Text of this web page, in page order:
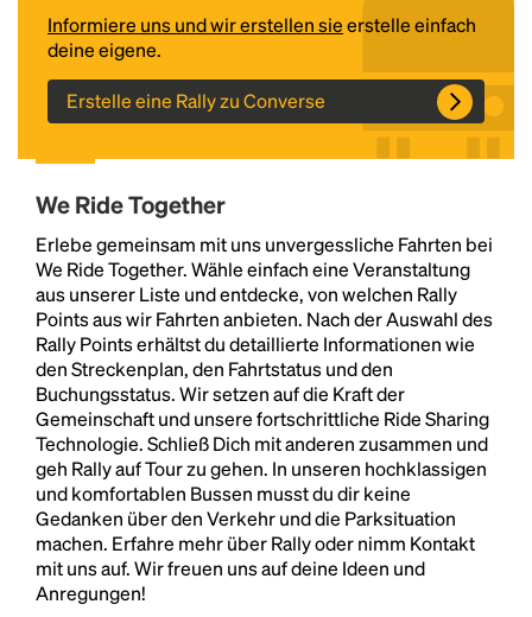
Informiere uns und wir erstellen sieerstelle einfach
deine eigene.
Erstelle eine Rally zu Converse
We Ride Together
Erlebe gemeinsam mit uns unvergessliche Fahrten bei
We Ride Together. Wähle einfach eine Veranstaltung
aus unserer Liste und entdecke, von welchen Rally
Points aus wir Fahrten anbieten. Nach der Auswahl des
Rally Points erhältst du detaillierte Informationen wie
den Streckenplan, den Fahrtstatus und den
Buchungsstatus. Wir setzen auf die Kraft der
Gemeinschaft und unsere fortschrittliche Ride Sharing
Technologie. Schließ Dich mit anderen zusammen und
geh Rally auf Tour zu gehen. In unseren hochklassigen
und komfortablen Bussen musst du dir keine
Gedanken über den Verkehr und die Parksituation
machen. Erfahre mehr über Rally oder nimm Kontakt
mit uns auf. Wir freuen uns auf deine Ideen und
Anregungen!
Headline
Lorem Ipsum is simply dummy text of the printing
and typesetting industry.Lorem Ipsum has been the
industry's standarddummy text ever since the
1500s, when an unknown printer took a galley of
type and scrambled it to make a type specimen
book. It has survived not only five centuries, but also
the leap into electronic typesetting, remaining
essentially unchanged.